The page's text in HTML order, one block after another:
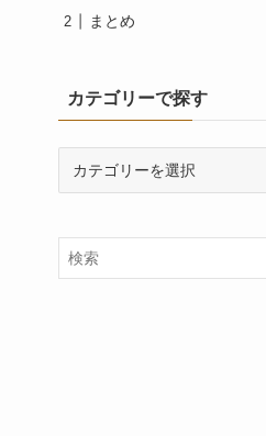
まとめ
カテゴリーで探す
ー
で